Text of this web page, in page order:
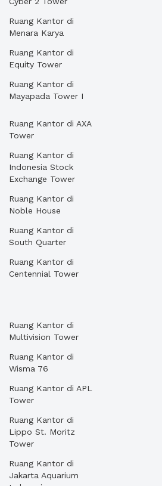
Ruang Kantor di
Menara Karya
Ruang Kantor di
Equity Tower
Ruang Kantor di
Mayapada Tower I
Ruang Kantor di AXA
Tower
Ruang Kantor di
Indonesia Stock
Exchange Tower
Ruang Kantor di
Noble House
Ruang Kantor di
South Quarter
Ruang Kantor di
Centennial Tower
Ruang Kantor di
Multivision Tower
Ruang Kantor di
Wisma 76
Ruang Kantor di APL
Tower
Ruang Kantor di
Lippo St. Moritz
Tower
Ruang Kantor di
Jakarta Aquarium